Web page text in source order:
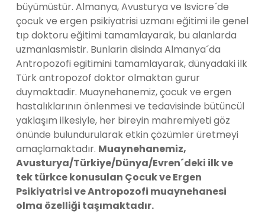
büyümüstür. Almanya, Avusturya ve Isvicre´de
çocuk ve ergen psikiyatrisi uzmanı eğitimi ile genel
tıp doktoru eğitimi tamamlayarak, bu alanlarda
uzmanlasmistir. Bunlarin disinda Almanya´da
Antropozofi egitimini tamamlayarak, dünyadaki ilk
Türk antropozof doktor olmaktan gurur
duymaktadir. Muaynehanemiz, çocuk ve ergen
hastalıklarının önlenmesi ve tedavisinde bütüncül
yaklaşım ilkesiyle, her bireyin mahremiyeti göz
önünde bulundurularak etkin çözümler üretmeyi
amaçlamaktadır. Muaynehanemiz,
Avusturya/Türkiye/Dünya/Evren´deki ilk ve
tek türkce konusulan Çocuk ve Ergen
Psikiyatrisi ve Antropozofi muaynehanesi
olma özelliği taşımaktadır.